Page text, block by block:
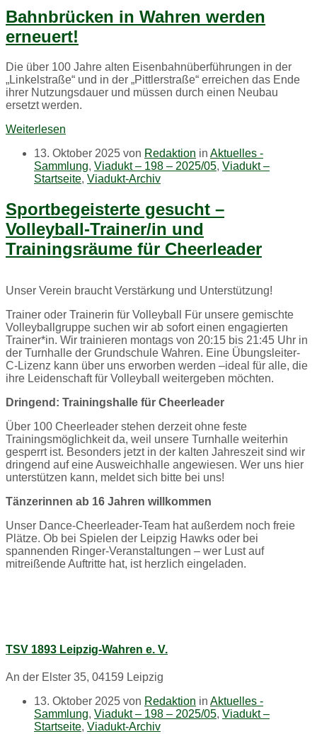
Bahnbrücken in Wahren werden
erneuert!
Die über 100 Jahre alten Eisenbahnüberführungen in der
„Linkelstraße“ und in der „Pittlerstraße“ erreichen das Ende
ihrer Nutzungsdauer und müssen durch einen Neubau
ersetzt werden.
Weiterlesen
13. Oktober 2025 von Redaktion in Aktuelles -
Sammlung, Viadukt – 198 – 2025/05, Viadukt –
Startseite, Viadukt-Archiv
Sportbegeisterte gesucht –
Volleyball-Trainer/in und
Trainingsräume für Cheerleader
Unser Verein braucht Verstärkung und Unterstützung!
Trainer oder Trainerin für Volleyball Für unsere gemischte
Volleyballgruppe suchen wir ab sofort einen engagierten
Trainer*in. Wir trainieren montags von 20:15 bis 21:45 Uhr in
der Turnhalle der Grundschule Wahren. Eine Übungsleiter-
C-Lizenz kann über uns erworben werden –ideal für alle, die
ihre Leidenschaft für Volleyball weitergeben möchten.
Dringend: Trainingshalle für Cheerleader
Über 100 Cheerleader stehen derzeit ohne feste
Trainingsmöglichkeit da, weil unsere Turnhalle weiterhin
gesperrt ist. Besonders jetzt in der kalten Jahreszeit sind wir
dringend auf eine Ausweichhalle angewiesen. Wer uns hier
unterstützen kann, meldet sich bitte bei uns!
Tänzerinnen ab 16 Jahren willkommen
Unser Dance-Cheerleader-Team hat außerdem noch freie
Plätze. Ob bei Spielen der Leipzig Hawks oder bei
spannenden Ringer-Veranstaltungen – wer Lust auf
mitreißende Auftritte hat, ist herzlich eingeladen.
TSV 1893 Leipzig-Wahren e. V.
An der Elster 35, 04159 Leipzig
13. Oktober 2025 von Redaktion in Aktuelles -
Sammlung, Viadukt – 198 – 2025/05, Viadukt –
Startseite, Viadukt-Archiv